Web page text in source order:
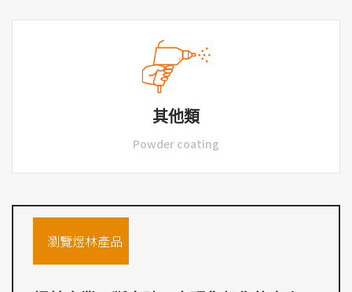
其他類
Powder coating
瀏覽煜林產品